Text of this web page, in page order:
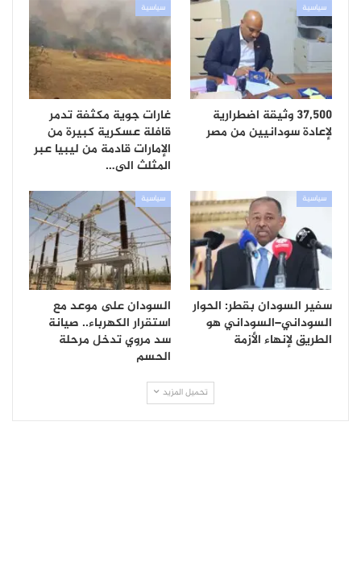
سياسية
37,500 وثيقة اضطرارية
لإعادة سودانيين من مصر
سياسية
غارات جوية مكثفة تدمر
قافلة عسكرية كبيرة من
الإمارات قادمة من ليبيا عبر
المثلث الى…
سياسية
سفير السودان بقطر: الحوار
السوداني–السوداني هو
الطريق لإنهاء الأزمة
سياسية
السودان على موعد مع
استقرار الكهرباء.. صيانة
سد مروي تدخل مرحلة
الحسم
تحميل المزيد